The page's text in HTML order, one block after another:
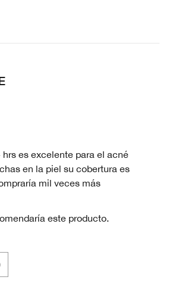
hrs es excelente para el acné
en la piel su cobertura es
mil veces más
este producto.